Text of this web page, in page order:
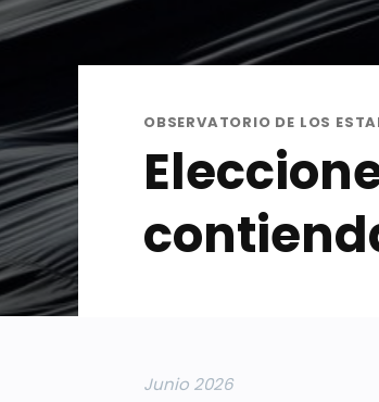
OBSERVATORIO DE LOS
Junio 2026